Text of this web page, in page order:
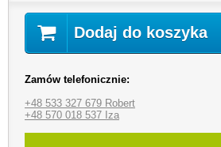
Dodaj do koszyka
Zamów telefonicznie:
+48 533 327 679 Robert
+48 570 018 537 Iza